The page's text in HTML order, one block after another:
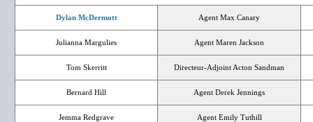
Dylan McDermott Agent Max Canary
Julianna Margulies Agent Maren Jackson
Tom Skerritt Directeur-Adjoint Acton Sandman
Bernard Hill Agent Derek Jennings
Jemma Redgrave Agent Emily Tuthill